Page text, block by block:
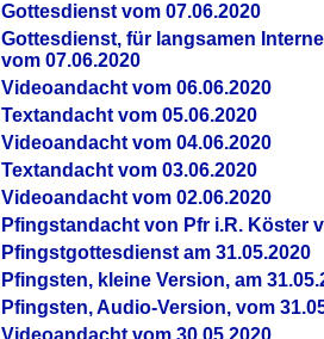
Gottesdienst vom 07.06.2020
Gottesdienst, für langsamen
vom 07.06.2020
Videoandacht vom 06.06.2020
Textandacht vom 05.06.2020
Videoandacht vom 04.06.2020
Textandacht vom 03.06.2020
Videoandacht vom 02.06.2020
Pfingstandacht von Pfr i.R. Köster
Pfingstgottesdienst am 31.05.2020
Pfingsten, kleine Version, am
Pfingsten, Audio-Version, vom